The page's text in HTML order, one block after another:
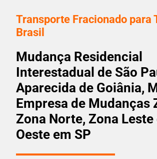
Transporte Fracionado para
Brasil
Mudança Residencial
Interestadual de São
Aparecida de Goiânia,
Empresa de Mudanças
Zona Norte, Zona Leste
Oeste em SP